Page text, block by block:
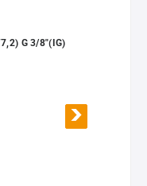
G 3/8"(IG)